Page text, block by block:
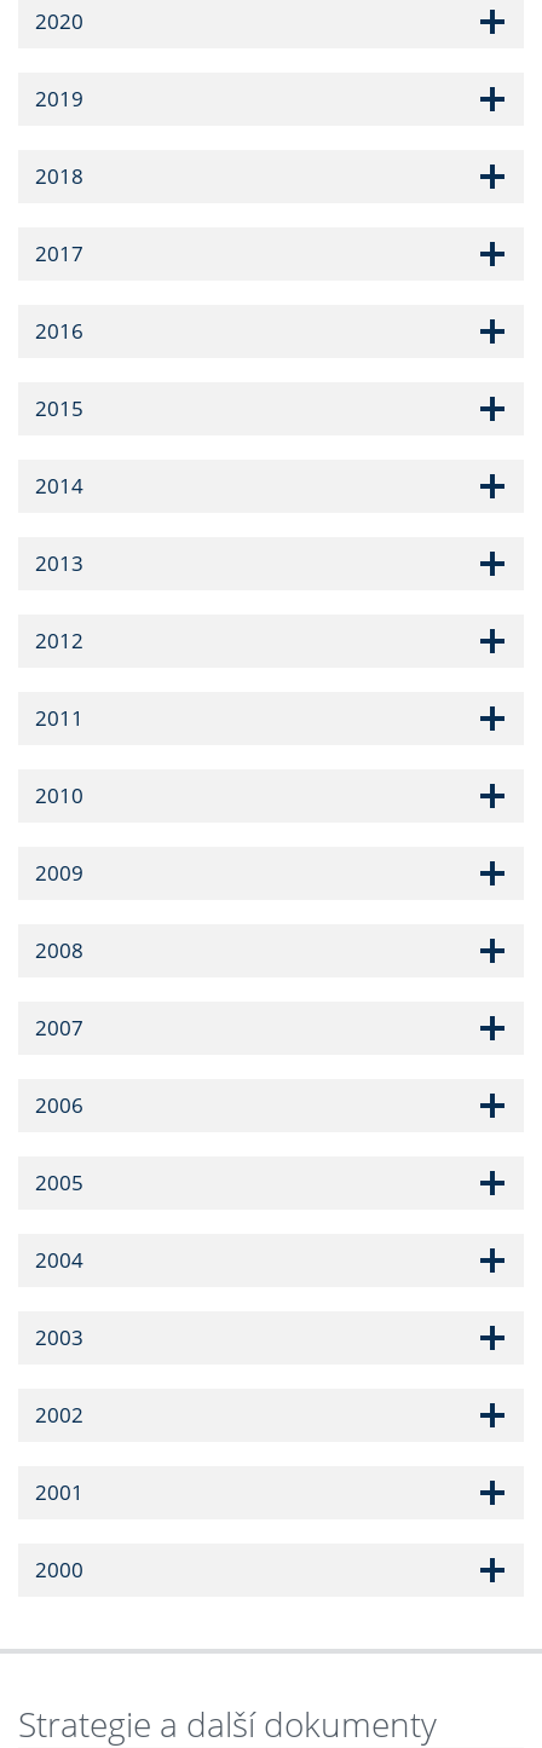
2020
2019
2018
2017
2016
2015
2014
2013
2012
2011
2010
2009
2008
2007
2006
2005
2004
2003
2002
2001
2000
Strategie a další dokumenty